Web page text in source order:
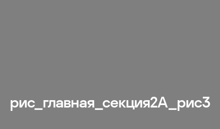
рис_главная_секция2А_рис3